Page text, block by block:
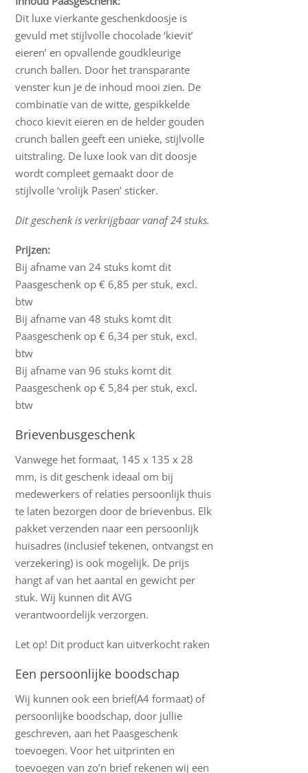
Dit luxe vierkante geschenkdoosje is
gevuld met stijlvolle chocolade ‘kievit’
eieren’ en opvallende goudkleurige
crunch ballen. Door het transparante
venster kun je de inhoud mooi zien. De
combinatie van de witte, gespikkelde
choco kievit eieren en de helder gouden
crunch ballen geeft een unieke, stijlvolle
uitstraling. De luxe look van dit doosje
wordt compleet gemaakt door de
stijlvolle ‘vrolijk Pasen’ sticker.
Dit geschenk is verkrijgbaar vanaf 24 stuks.
Prijzen:
Bij afname van 24 stuks komt dit
Paasgeschenk op € 6,85 per stuk, excl.
btw
Bij afname van 48 stuks komt dit
Paasgeschenk op € 6,34 per stuk, excl.
btw
Bij afname van 96 stuks komt dit
Paasgeschenk op € 5,84 per stuk, excl.
btw
Brievenbusgeschenk
Vanwege het formaat, 145 x 135 x 28
mm, is dit geschenk ideaal om bij
medewerkers of relaties persoonlijk thuis
te laten bezorgen door de brievenbus. Elk
pakket verzenden naar een persoonlijk
huisadres (inclusief tekenen, ontvangst en
verzekering) is ook mogelijk. De prijs
hangt af van het aantal en gewicht per
stuk. Wij kunnen dit AVG
verantwoordelijk verzorgen.
Let op! Dit product kan uitverkocht raken
Een persoonlijke boodschap
Wij kunnen ook een brief(A4 formaat) of
persoonlijke boodschap, door jullie
geschreven, aan het Paasgeschenk
toevoegen. Voor het uitprinten en
toevoegen van zo’n brief rekenen wij een